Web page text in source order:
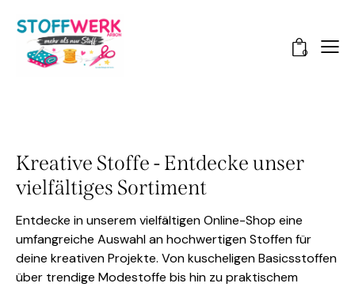
0
Kreative Stoffe - Entdecke unser
vielfältiges Sortiment
Entdecke in unserem vielfältigen Online-Shop eine
umfangreiche Auswahl an hochwertigen Stoffen für
deine kreativen Projekte. Von kuscheligen Basicsstoffen
über trendige Modestoffe bis hin zu praktischem